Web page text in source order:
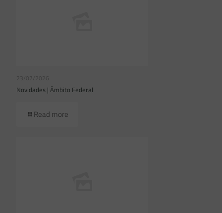
23/07/2026
Novidades | Âmbito Federal
Read more